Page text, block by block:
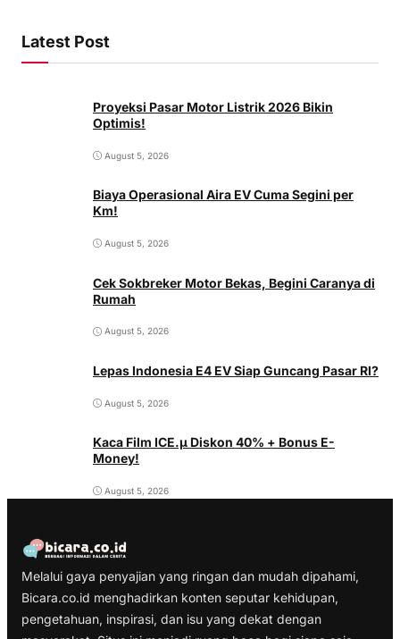
Latest Post
Proyeksi Pasar Motor Listrik 2026 Bikin
Optimis!
August 5, 2026
Biaya Operasional Aira EV Cuma Segini per
Km!
August 5, 2026
Cek Sokbreker Motor Bekas, Begini Caranya di
Rumah
August 5, 2026
Lepas Indonesia E4 EV Siap Guncang Pasar RI?
August 5, 2026
Kaca Film ICE.µ Diskon 40% + Bonus E-
Money!
August 5, 2026
Melalui gaya penyajian yang ringan dan mudah dipahami,
Bicara.co.id menghadirkan konten seputar kehidupan,
pengetahuan, inspirasi, dan isu yang dekat dengan